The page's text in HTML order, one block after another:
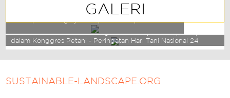
GALERI
Perempuan Pengrajin Tempe di Kabupaten Klaten
Tim Sekretariat Kawasan Pangan Berkelanjutan berpartisipasi
dalam Konggres Petani - Peringatan Hari Tani Nasional 24
September 2017
SUSTAINABLE-LANDSCAPE.ORG